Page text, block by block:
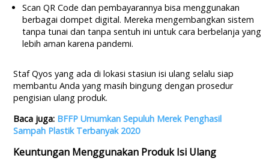
Scan QR Code dan pembayarannya bisa menggunakan
berbagai dompet digital. Mereka mengembangkan sistem
tanpa tunai dan tanpa sentuh ini untuk cara berbelanja yang
lebih aman karena pandemi.
Staf Qyos yang ada di lokasi stasiun isi ulang selalu siap
membantu Anda yang masih bingung dengan prosedur
pengisian ulang produk.
Baca juga: BFFP Umumkan Sepuluh Merek Penghasil
Sampah Plastik Terbanyak 2020
Keuntungan Menggunakan Produk Isi Ulang